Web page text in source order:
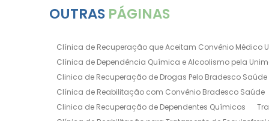
Clínica de Recuperação Via Convênio da Porto Seguro
Clínica de Internação para Alcoólatras
Clínica de Recuperação Feminina Evangélica
Clínica de Recuperação para Alcoólatra
Clínica de
Clínica de Tratamento para Dependentes Químicos
Clinica Internação Involuntária
Clinica Involuntaria
Clinica para Dependentes Quimicos Internação
OUTRAS PÁGINAS
Clínica de Recuperação que Aceitam Convênio Médico
Clínica de Dependência Química e Alcoolismo pela
Clinica de Recuperação de Drogas Pelo Bradesco Saúde
Clínica de Reabilitação com Convênio Bradesco Saúde
Clinica de Recuperação de Dependentes Químicos